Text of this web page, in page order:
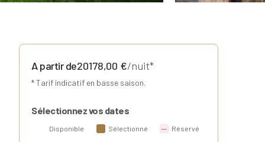
A partir de20178,00 €/nuit*
* Tarif indicatif en basse saison.
Sélectionnez vos dates
Disponible Sélectionné Réservé